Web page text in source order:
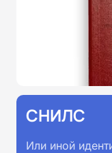
СНИЛС
Или иной